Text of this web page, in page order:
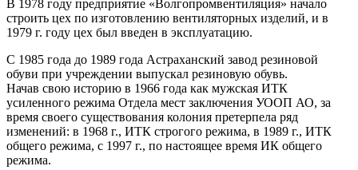
В 1978 году предприятие «Волгопромвентиляция» начало
строить цех по изготовлению вентиляторных изделий, и в
1979 г. году цех был введен в эксплуатацию.
С 1985 года до 1989 года Астраханский завод резиновой
обуви при учреждении выпускал резиновую обувь.
Начав свою историю в 1966 года как мужская ИТК
усиленного режима Отдела мест заключения УООП АО, за
время своего существования колония претерпела ряд
изменений: в 1968 г., ИТК строгого режима, в 1989 г., ИТК
общего режима, с 1997 г., по настоящее время ИК общего
режима.